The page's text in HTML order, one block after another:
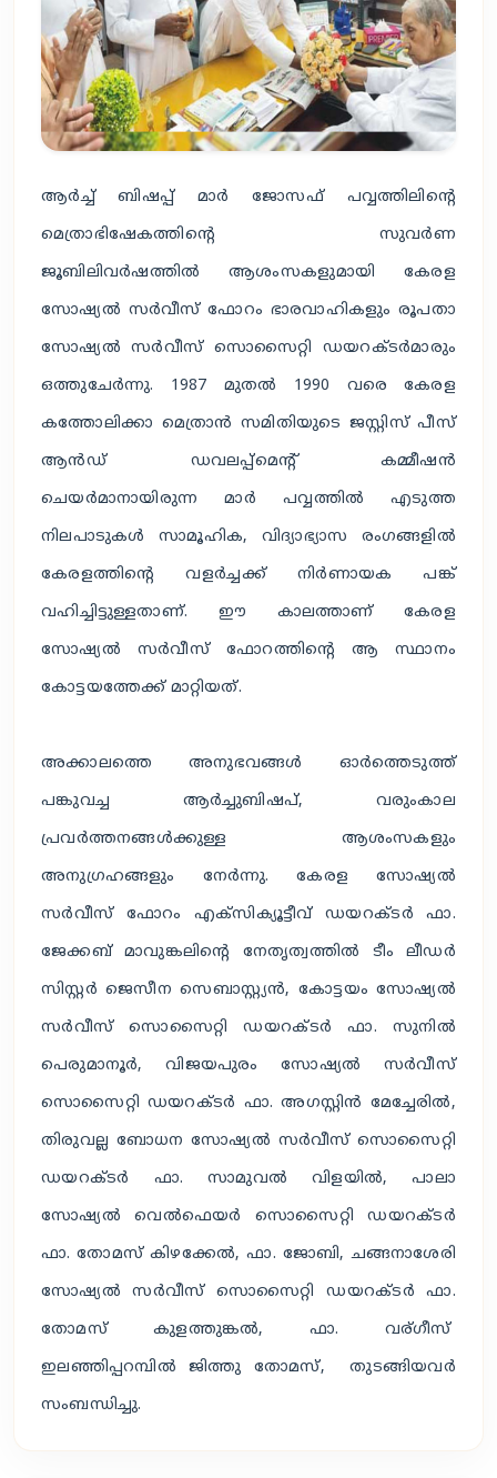
ആർച്ച് ബിഷപ്പ് മാർ ജോസഫ് പവ്വത്തിലിന്റെ
മെത്രാഭിഷേകത്തിന്റെ സുവർണ
ജൂബിലിവർഷത്തിൽ ആശംസകളുമായി കേരള
സോഷ്യൽ സർവീസ് ഫോറം ഭാരവാഹികളും രൂപതാ
സോഷ്യൽ സർവീസ് സൊസൈറ്റി ഡയറക്ടർമാരും
ഒത്തുചേർന്നു. 1987 മുതൽ 1990 വരെ കേരള
കത്തോലിക്കാ മെത്രാൻ സമിതിയുടെ ജസ്റ്റിസ് പീസ്
ആൻഡ് ഡവലപ്പ്മെന്റ് കമ്മീഷൻ
ചെയർമാനായിരുന്ന മാർ പവ്വത്തിൽ എടുത്ത
നിലപാടുകൾ സാമൂഹിക, വിദ്യാഭ്യാസ രംഗങ്ങളിൽ
കേരളത്തിന്റെ വളർച്ചക്ക് നിർണായക പങ്ക്
വഹിച്ചിട്ടുള്ളതാണ്. ഈ കാലത്താണ് കേരള
സോഷ്യൽ സർവീസ് ഫോറത്തിന്റെ ആ സ്ഥാനം
കോട്ടയത്തേക്ക് മാറ്റിയത്.
അക്കാലത്തെ അനുഭവങ്ങൾ ഓർത്തെടുത്ത്
പങ്കുവച്ച ആർച്ചുബിഷപ്, വരുംകാല
പ്രവർത്തനങ്ങൾക്കുള്ള ആശംസകളും
അനുഗ്രഹങ്ങളും നേർന്നു. കേരള സോഷ്യൽ
സർവീസ് ഫോറം എക്സിക്യൂട്ടീവ് ഡയറക്ടർ ഫാ.
ജേക്കബ് മാവുങ്കലിന്റെ നേതൃത്വത്തിൽ ടീം ലീഡർ
സിസ്റ്റർ ജെസീന സെബാസ്റ്റ്യൻ, കോട്ടയം സോഷ്യൽ
സർവീസ് സൊസൈറ്റി ഡയറക്ടർ ഫാ. സുനിൽ
പെരുമാനൂർ, വിജയപുരം സോഷ്യൽ സർവീസ്
സൊസൈറ്റി ഡയറക്ടർ ഫാ. അഗസ്റ്റിൻ മേച്ചേരിൽ,
തിരുവല്ല ബോധന സോഷ്യൽ സർവീസ് സൊസൈറ്റി
ഡയറക്ടർ ഫാ. സാമുവൽ വിളയിൽ, പാലാ
സോഷ്യൽ വെൽഫെയർ സൊസൈറ്റി ഡയറക്ടർ
ഫാ. തോമസ് കിഴക്കേൽ, ഫാ. ജോബി, ചങ്ങനാശേരി
സോഷ്യൽ സർവീസ് സൊസൈറ്റി ഡയറക്ടർ ഫാ.
തോമസ് കുളത്തുങ്കൽ, ഫാ. വര്ഗീസ്
ഇലഞ്ഞിപ്പറമ്പിൽജിത്തു തോമസ്, തുടങ്ങിയവർ
സംബന്ധിച്ചു.